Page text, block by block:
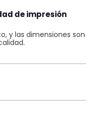
de impresión
y las dimensiones son